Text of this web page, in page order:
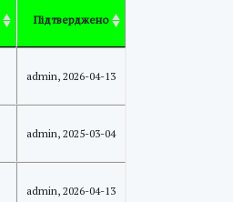
Підтверджено
admin, 2026-04-13
admin, 2025-03-04
admin, 2026-04-13